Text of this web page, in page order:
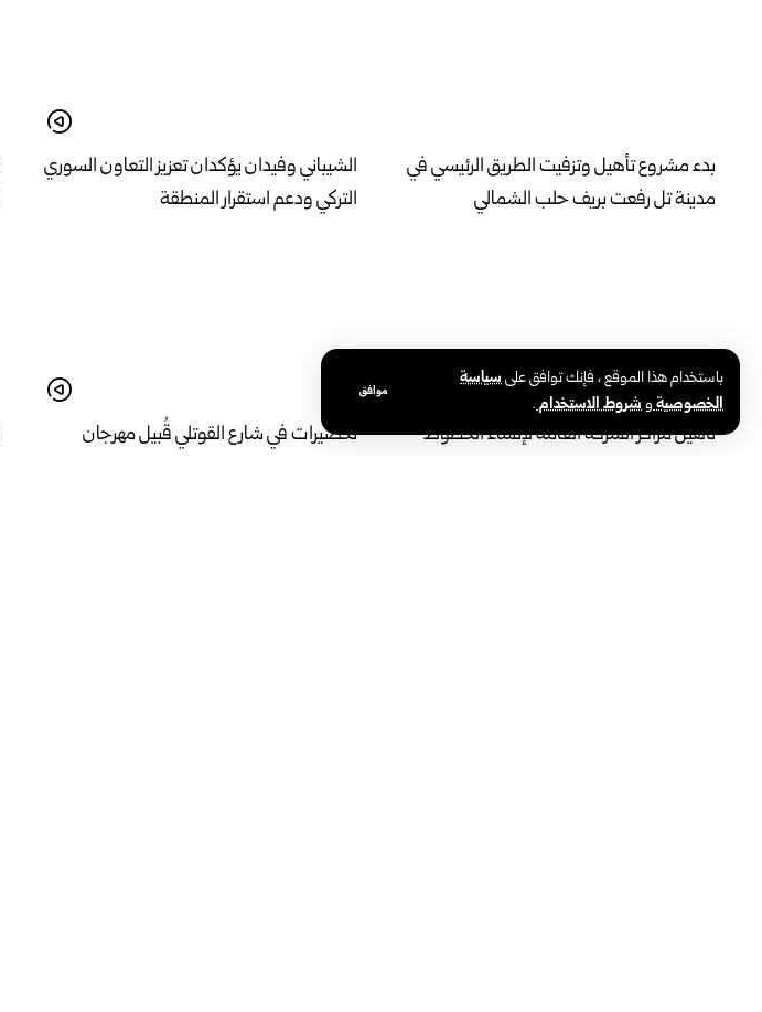
باستخدام هذا الموقع ، فإنك توافق علىسياسة
الخصوصيةوشروط الاستخدام.
موافق
بدء مشروع تأهيل وتزفيت الطريق الرئيسي في
مدينة تل رفعت بريف حلب الشمالي
الشيباني وفيدان يؤكدان تعزيز التعاون السوري
التركي ودعم استقرار المنطقة
تأهيل مراكز الشركة العامة لإنشاء الخطوط
تحضيرات في شارع القوتلي قُبيل مهرجان